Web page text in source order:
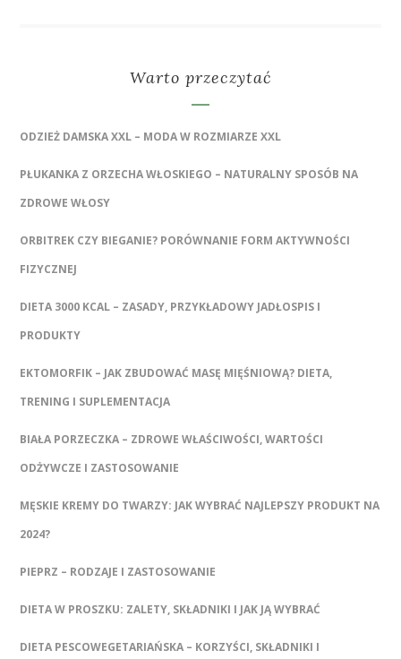
Warto przeczytać
ODZIEŻ DAMSKA XXL – MODA W ROZMIARZE XXL
PŁUKANKA Z ORZECHA WŁOSKIEGO – NATURALNY SPOSÓB NA
ZDROWE WŁOSY
ORBITREK CZY BIEGANIE? PORÓWNANIE FORM AKTYWNOŚCI
FIZYCZNEJ
DIETA 3000 KCAL – ZASADY, PRZYKŁADOWY JADŁOSPIS I
PRODUKTY
EKTOMORFIK – JAK ZBUDOWAĆ MASĘ MIĘŚNIOWĄ? DIETA,
TRENING I SUPLEMENTACJA
BIAŁA PORZECZKA – ZDROWE WŁAŚCIWOŚCI, WARTOŚCI
ODŻYWCZE I ZASTOSOWANIE
MĘSKIE KREMY DO TWARZY: JAK WYBRAĆ NAJLEPSZY PRODUKT NA
2024?
PIEPRZ – RODZAJE I ZASTOSOWANIE
DIETA W PROSZKU: ZALETY, SKŁADNIKI I JAK JĄ WYBRAĆ
DIETA PESCOWEGETARIAŃSKA – KORZYŚCI, SKŁADNIKI I